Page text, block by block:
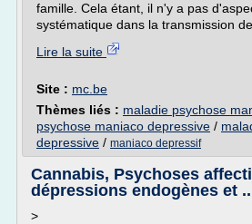
famille. Cela étant, il n'y a pas
systématique dans la transmission
Lire la suite
Site : mc.be
Thèmes liés : maladie psychose
psychose maniaco depressive /
depressive / maniaco depressif
Cannabis, Psychoses
dépressions endogènes et
>